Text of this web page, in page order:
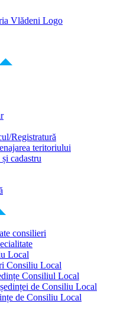
Registratură
teritoriului
cadastru
consilieri
Local
Consiliu Local
Consiliul Local
de Consiliu Local
de Consiliu Local